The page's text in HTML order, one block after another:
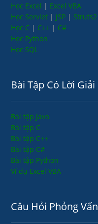
Học Excel | Excel VBA
Học Servlet | JSP | Struts2
Học C | C++ | C#
Học Python
Học SQL
Bài Tập Có Lời Giải
Bài tập Java
Bài tập C
Bài tập C++
Bài tập C#
Bài tập Python
Ví dụ Excel VBA
Câu Hỏi Phỏng Vấn